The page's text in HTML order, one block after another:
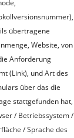
übertragene
Website, von
Anforderung
(Link), und Art des
über das die
stattgefunden hat,
/ Betriebssystem /
/ Sprache des